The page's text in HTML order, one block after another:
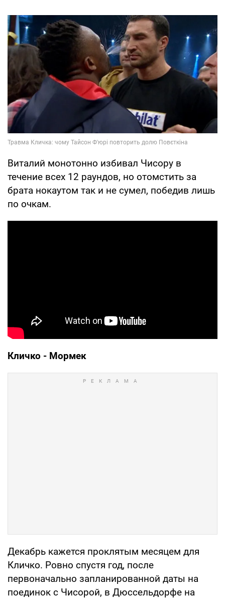
Виталий монотонно избивал Чисору в
течение всех 12 раундов, но отомстить за
брата нокаутом так и не сумел, победив лишь
по очкам.
Кличко - Мормек
Декабрь кажется проклятым месяцем для
Кличко. Ровно спустя год, после
первоначально запланированной даты на
поединок с Чисорой, в Дюссельдорфе на